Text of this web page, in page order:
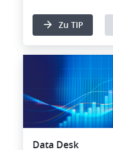
Zu TIP
Data Desk